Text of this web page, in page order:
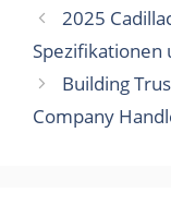
2025
Spezifikationen
Building
Company